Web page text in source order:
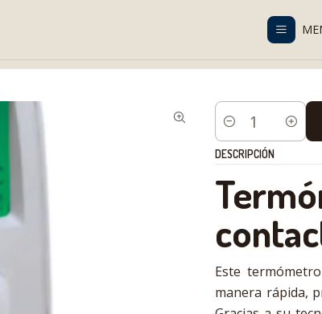
Despacho gratis en RM desde $100.000. Revisa las
Cantidad
DESCRIPCIÓN
Este
manera rápida,